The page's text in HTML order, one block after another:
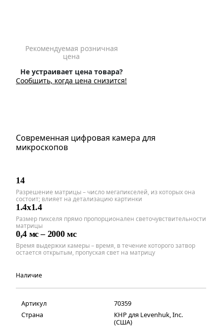
Рекомендуемая розничная
цена
Не устраивает цена товара?
Сообщить, когда цена снизится!
Современная цифровая камера для
микроскопов
14
Разрешение матрицы – число мегапикселей, из которых она
состоит; влияет на детализацию картинки
1.4x1.4
Размер пикселя прямо пропорционален светочувствительности
матрицы
0,4 мс – 2000 мс
Время выдержки камеры – время, в течение которого затвор
остается открытым, пропуская свет на матрицу
Наличие
Артикул
70359
Страна
КНР для Levenhuk, Inc.
(США)